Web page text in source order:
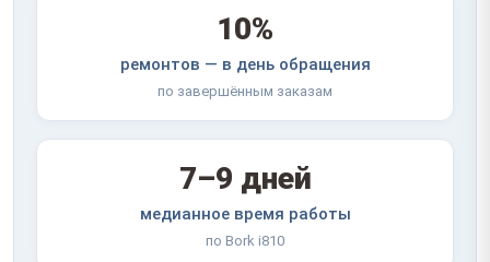
10%
ремонтов — в день обращения
по завершённым заказам
7–9 дней
медианное время работы
по Bork i810